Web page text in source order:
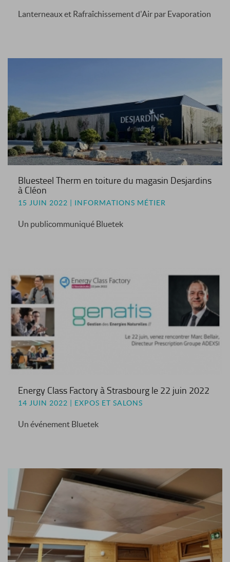
Lanterneaux et Rafraîchissement d'Air par Evaporation
Bluesteel Therm en toiture du magasin Desjardins
à Cléon
15 JUIN 2022 | INFORMATIONS MÉTIER
Un publicommuniqué Bluetek
Energy Class Factory à Strasbourg le 22 juin 2022
14 JUIN 2022 | EXPOS ET SALONS
Un événement Bluetek